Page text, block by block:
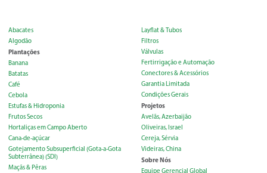
Abacates
Algodão
Plantações
Banana
Batatas
Café
Cebola
Estufas & Hidroponia
Frutos Secos
Hortaliças em Campo Aberto
Cana-de-açúcar
Gotejamento Subsuperficial (Gota-a-Gota
Subterrânea) (SDI)
Maçãs & Pêras
Layflat & Tubos
Filtros
Válvulas
Fertirrigação e Automação
Conectores & Acessórios
Garantia Limitada
Condições Gerais
Projetos
Avelãs, Azerbaijão
Oliveiras, Israel
Cereja, Sérvia
Videiras, China
Sobre Nós
Equipe Gerencial Global